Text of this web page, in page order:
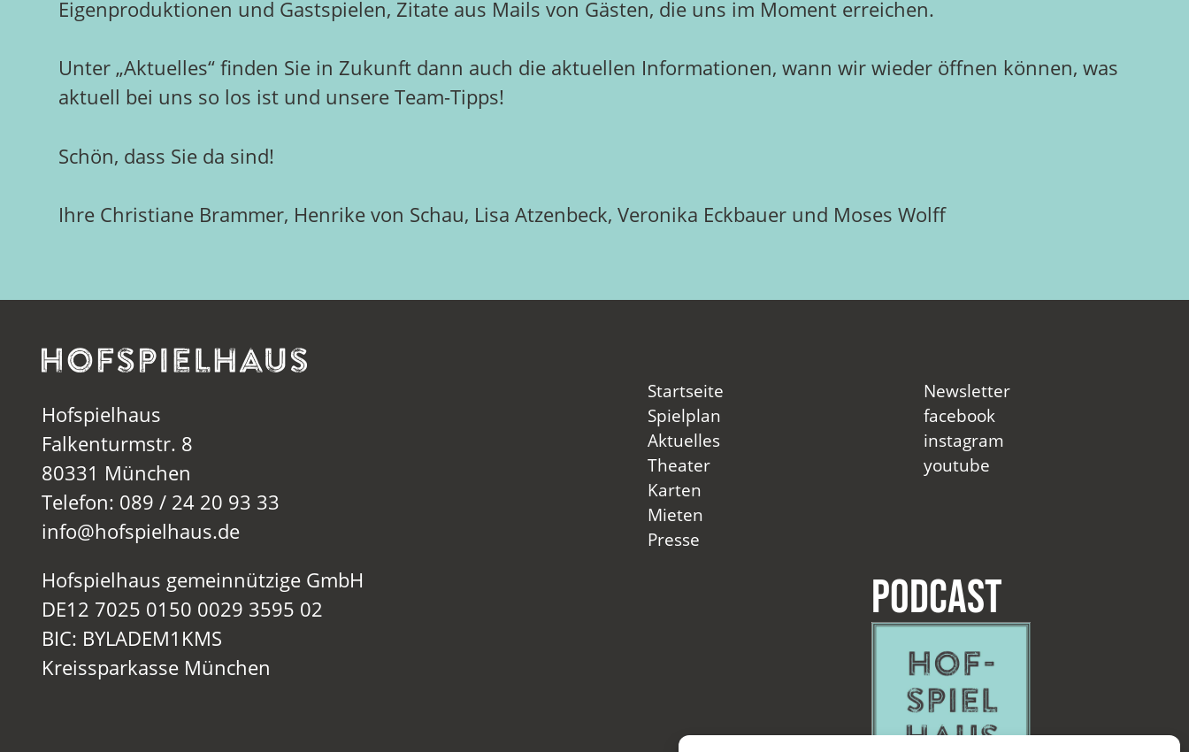
Eigenproduktionen und Gastspielen, Zitate aus Mails von Gästen, die uns im Moment erreichen.
Unter „Aktuelles“ finden Sie in Zukunft dann auch die aktuellen Informationen, wann wir wieder öffnen können, was
aktuell bei uns so los ist und unsere Team-Tipps!
Schön, dass Sie da sind!
Ihre Christiane Brammer, Henrike von Schau, Lisa Atzenbeck, Veronika Eckbauer und Moses Wolff
Hofspielhaus
Falkenturmstr. 8
80331 München
Telefon: 089 / 24 20 93 33
info@hofspielhaus.de
Hofspielhaus gemeinnützige GmbH
DE12 7025 0150 0029 3595 02
BIC: BYLADEM1KMS
Kreissparkasse München
Startseite
Spielplan
Aktuelles
Theater
Karten
Mieten
Presse
Newsletter
facebook
instagram
youtube
Podcast